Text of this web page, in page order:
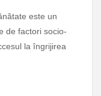
este un
de factori socio-
la îngrijirea